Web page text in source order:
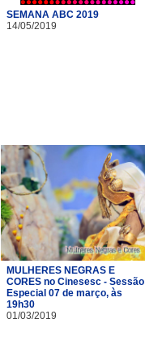
SEMANA ABC 2019
14/05/2019
MULHERES NEGRAS E
CORES no Cinesesc - Sessão
Especial 07 de março, às
19h30
01/03/2019